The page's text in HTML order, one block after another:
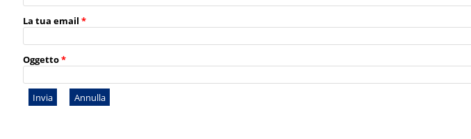
La tua email *
Oggetto*
Invia Annulla